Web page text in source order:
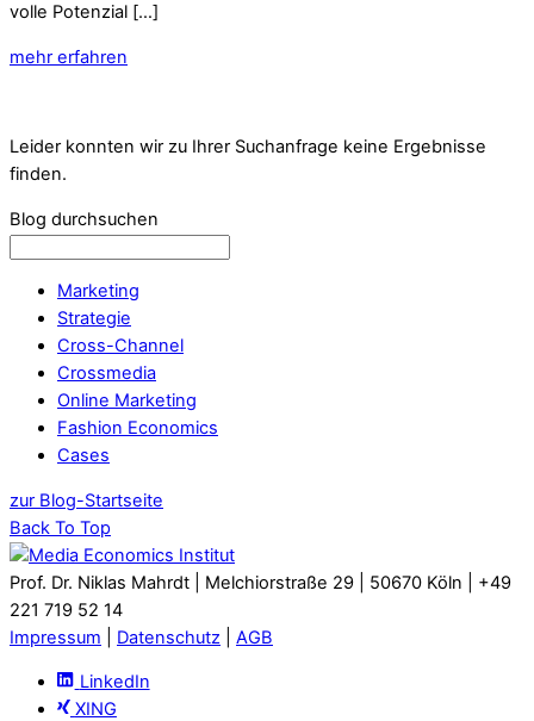
volle Potenzial […]
mehr erfahren
Leider konnten wir zu Ihrer Suchanfrage keine Ergebnisse
finden.
Blog durchsuchen
Marketing
Strategie
Cross-Channel
Crossmedia
Online Marketing
Fashion Economics
Cases
zur Blog-Startseite
Back To Top
Prof. Dr. Niklas Mahrdt | Melchiorstraße 29 | 50670 Köln | +49
221 719 52 14
Impressum
Datenschutz AGB
LinkedIn
XING